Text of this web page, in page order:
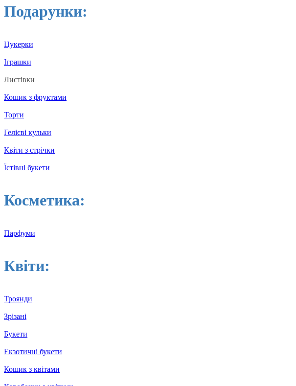
Подарунки:
Цукерки
Іграшки
Листівки
Кошик з фруктами
Торти
Гелієві кульки
Квіти з стрічки
Їстівні букети
Косметика:
Парфуми
Квіти:
Троянди
Зрізані
Букети
Екзотичні букети
Кошик з квітами